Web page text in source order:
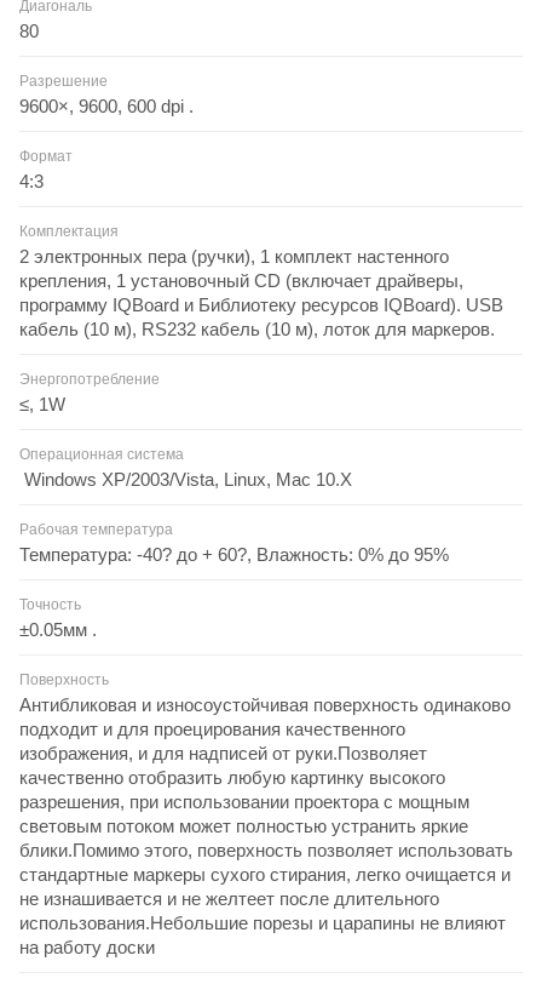
Диагональ
80
Разрешение
9600×, 9600, 600 dpi .
Формат
4:3
Комплектация
2 электронных пера (ручки), 1 комплект настенного
крепления, 1 установочный CD (включает драйверы,
программу IQBoard и Библиотеку ресурсов IQBoard). USB
кабель (10 м), RS232 кабель (10 м), лоток для маркеров.
Энергопотребление
≤, 1W
Операционная система
Windows XP/2003/Vista, Linux, Mac 10.X
Рабочая температура
Температура: -40? до + 60?, Влажность: 0% до 95%
Точность
±0.05мм .
Поверхность
Антибликовая и износоустойчивая поверхность одинаково
подходит и для проецирования качественного
изображения, и для надписей от руки.Позволяет
качественно отобразить любую картинку высокого
разрешения, при использовании проектора с мощным
световым потоком может полностью устранить яркие
блики.Помимо этого, поверхность позволяет использовать
стандартные маркеры сухого стирания, легко очищается и
не изнашивается и не желтеет после длительного
использования.Небольшие порезы и царапины не влияют
на работу доски